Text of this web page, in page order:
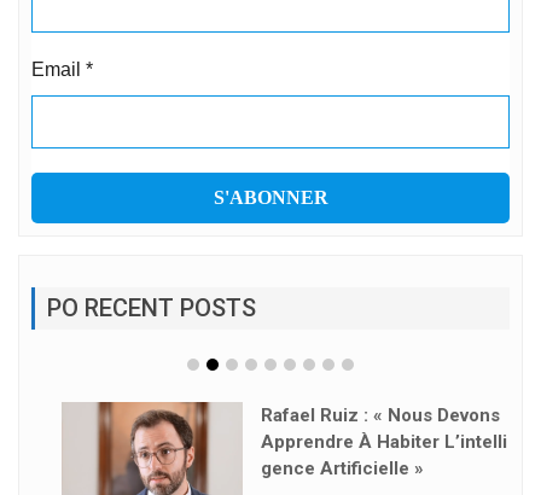
Email *
PO RECENT POSTS
Rafael Ruiz : « Nous Devons
Apprendre À Habiter L’intelli
Gence Artificielle »